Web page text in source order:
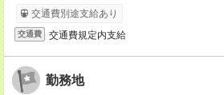
交通費別途支給あり
交通費 交通費規定内支給
勤務地